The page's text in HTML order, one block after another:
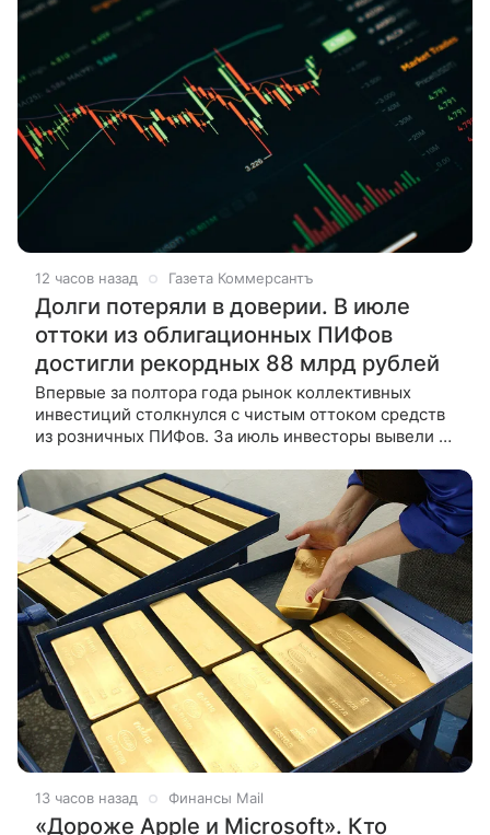
12 часов назад Газета Коммерсантъ
Долги потеряли в доверии. В июле
оттоки из облигационных ПИФов
достигли рекордных 88 млрд рублей
Впервые за полтора года рынок коллективных
инвестиций столкнулся с чистым оттоком средств
из розничных ПИФов. За июль инвесторы вывели из
снижении ключевой
13 часов назад Финансы Mail
«Дороже Apple и Microsoft». Кто